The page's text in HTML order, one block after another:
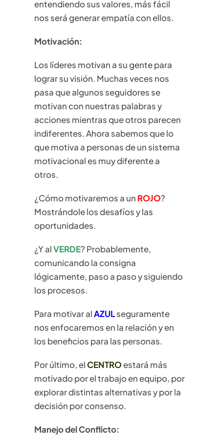
entendiendo sus valores, más fácil
nos será generar empatía con ellos.
Motivación:
Los líderes motivan a su gente para
lograr su visión. Muchas veces nos
pasa que algunos seguidores se
motivan con nuestras palabras y
acciones mientras que otros parecen
indiferentes. Ahora sabemos que lo
que motiva a personas de un sistema
motivacional es muy diferente a
otros.
¿Cómo motivaremos a un ROJO?
Mostrándole los desafíos y las
oportunidades.
¿Y alVERDE? Probablemente,
comunicando la consigna
lógicamente, paso a paso y siguiendo
los procesos.
Para motivar alAZULseguramente
nos enfocaremos en la relación y en
los beneficios para las personas.
Por último, elCENTRO estará más
motivado por el trabajo en equipo, por
explorar distintas alternativas y por la
decisión por consenso.
Manejo del Conflicto: